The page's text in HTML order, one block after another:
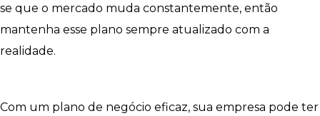
se que o mercado muda constantemente, então
mantenha esse plano sempre atualizado com a
realidade.
Com um plano de negócio eficaz, sua empresa pode ter